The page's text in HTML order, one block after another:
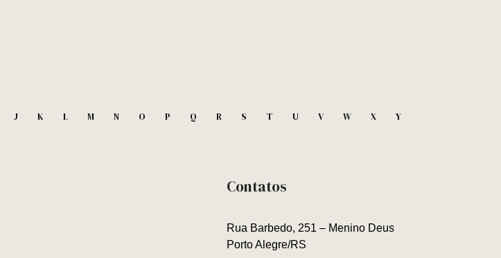
J K L M N O P Q R S T U V W X
Y
Contatos
Rua Barbedo, 251 – Menino Deus
Porto Alegre/RS